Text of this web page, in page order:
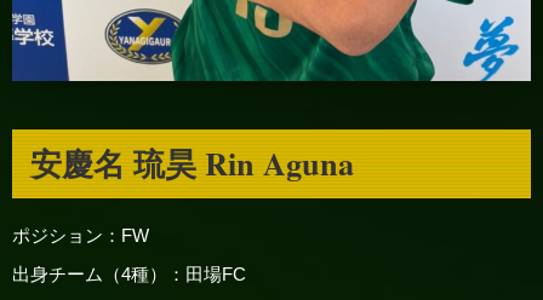
安慶名 琉昊 Rin Aguna
ポジション：FW
出身チーム（4種）：田場FC